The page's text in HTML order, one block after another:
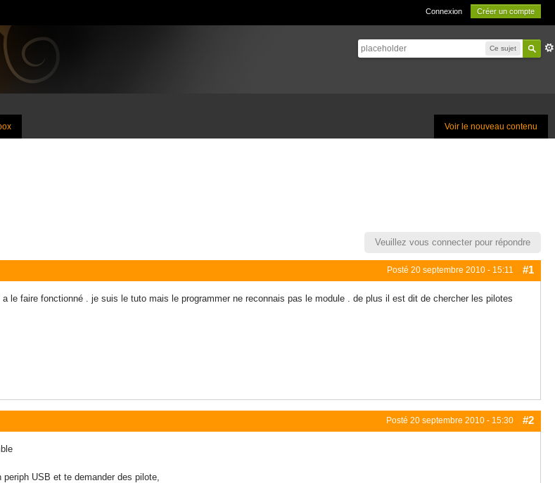
Connexion Créer un compte
Ce sujet
Voir le nouveau contenu
Veuillez vous connecter pour répondre
Posté 20 septembre 2010 - 15:11 #1
le faire fonctionné . je suis le tuto mais le programmer ne reconnais pas le module . de plus il est dit de chercher les pilotes
Posté 20 septembre 2010 - 15:30 #2
USB et te demander des pilote,